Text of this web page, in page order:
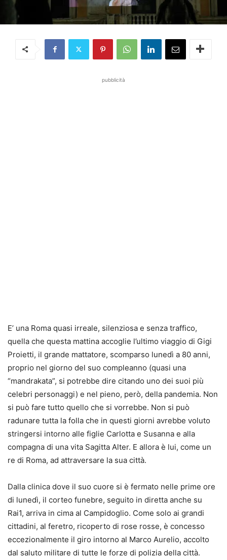
pubblicità
E’ una Roma quasi irreale, silenziosa e senza traffico,
quella che questa mattina accoglie l’ultimo viaggio di Gigi
Proietti, il grande mattatore, scomparso lunedì a 80 anni,
proprio nel giorno del suo compleanno (quasi una
“mandrakata”, si potrebbe dire citando uno dei suoi più
celebri personaggi) e nel pieno, però, della pandemia. Non
si può fare tutto quello che si vorrebbe. Non si può
radunare tutta la folla che in questi giorni avrebbe voluto
stringersi intorno alle figlie Carlotta e Susanna e alla
compagna di una vita Sagitta Alter. E allora è lui, come un
re di Roma, ad attraversare la sua città.
Dalla clinica dove il suo cuore si è fermato nelle prime ore
di lunedì, il corteo funebre, seguito in diretta anche su
Rai1, arriva in cima al Campidoglio. Come solo ai grandi
cittadini, al feretro, ricoperto di rose rosse, è concesso
eccezionalmente il giro intorno al Marco Aurelio, accolto
dal saluto militare di tutte le forze di polizia della città.